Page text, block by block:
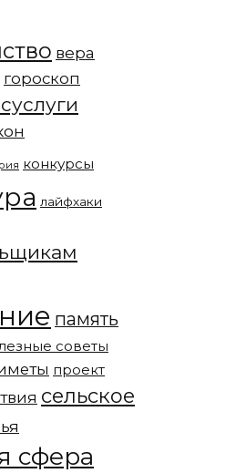
вера
гороскоп
конкурсы
лайфхаки
память
советы
проект
сельское
сфера